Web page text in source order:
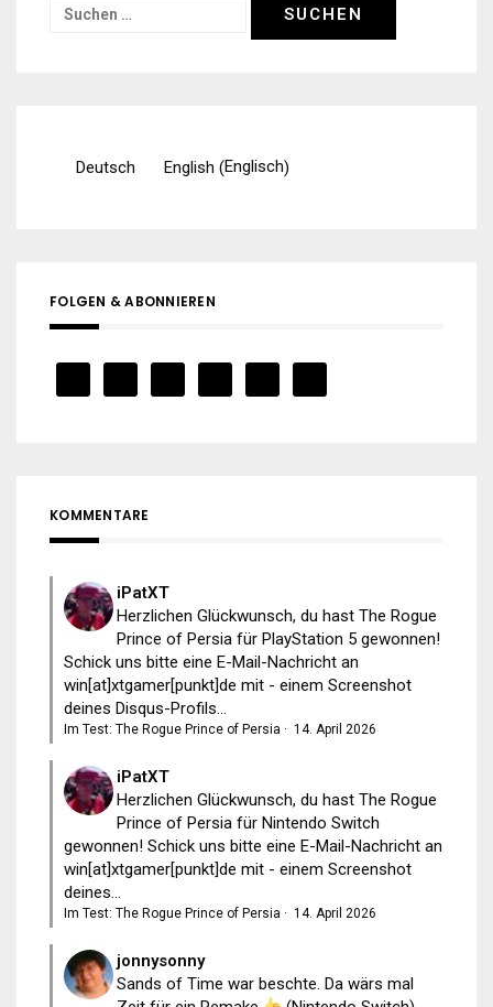
Suchen
Deutsch English (Englisch)
FOLGEN & ABONNIEREN
KOMMENTARE
iPatXT
Herzlichen Glückwunsch, du hast The Rogue
Prince of Persia für PlayStation 5 gewonnen!
Schick uns bitte eine E-Mail-Nachricht an
win[at]xtgamer[punkt]de mit - einem Screenshot
deines Disqus-Profils...
Im Test: The Rogue Prince of Persia · 14. April 2026
iPatXT
Herzlichen Glückwunsch, du hast The Rogue
Prince of Persia für Nintendo Switch
gewonnen! Schick uns bitte eine E-Mail-Nachricht an
win[at]xtgamer[punkt]de mit - einem Screenshot
deines...
Im Test: The Rogue Prince of Persia · 14. April 2026
jonnysonny
Sands of Time war beschte. Da wärs mal